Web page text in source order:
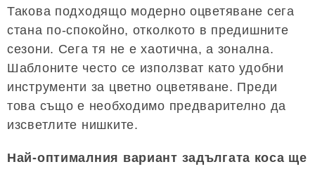
Такова подходящо модерно оцветяване сега
стана по-спокойно, отколкото в предишните
сезони. Сега тя не е хаотична, а зонална.
Шаблоните често се използват като удобни
инструменти за цветно оцветяване. Преди
това също е необходимо предварително да
изсветлите нишките.
Най-оптималния вариант задългата коса ще